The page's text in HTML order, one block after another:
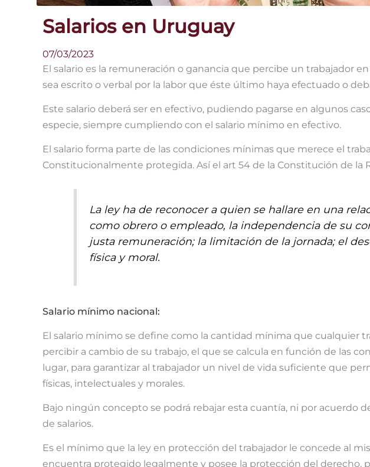
Salarios en Uruguay
07/03/2023
El salario es la remuneración o ganancia que percibe un trabajador
sea escrito o verbal por la labor que éste último haya efectuado o
Este salario deberá ser en efectivo, pudiendo pagarse en algunos
especie, siempre cumpliendo con el salario mínimo en efectivo.
El salario forma parte de las condiciones mínimas que merece el
Constitucionalmente protegida. Así el art 54 de la Constitución de la
La ley ha de reconocer a quien se hallare en una
como obrero o empleado, la independencia de su
justa remuneración; la limitación de la jornada; el
física y moral.
Salario mínimo nacional:
El salario mínimo se define como la cantidad mínima que cualquier
percibir a cambio de su trabajo, el que se calcula en función de las
lugar, para garantizar al trabajador un nivel de vida suficiente que
físicas, intelectuales y morales.
Bajo ningún concepto se podrá rebajar esta cuantía, ni por acuerdo
de salarios.
Es el mínimo que la ley en protección del trabajador le concede al
encuentra protegido legalmente y posee la protección del derecho,